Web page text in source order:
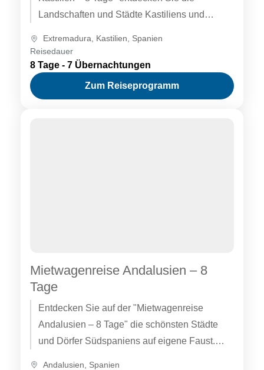
Landschaften und Städte Kastiliens und
noch unbekannten autonomen...
Extremadura, Kastilien, Spanien
Reisedauer
8 Tage - 7 Übernachtungen
Zum Reiseprogramm
Mietwagenreise Andalusien – 8
Tage
Entdecken Sie auf der "Mietwagenreise
Andalusien – 8 Tage" die schönsten Städte
und Dörfer Südspaniens auf eigene Faust.
Andalusien
Spanien